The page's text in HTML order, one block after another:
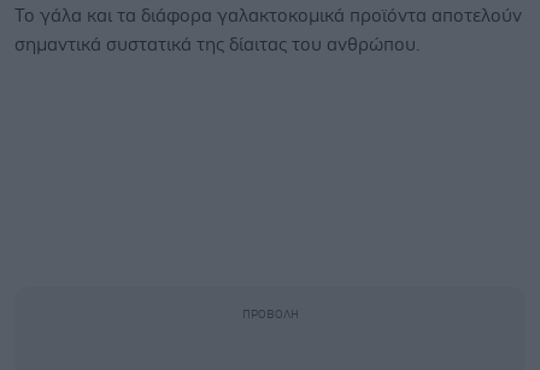
Το γάλα και τα διάφορα γαλακτοκομικά προϊόντα αποτελούν
σημαντικά συστατικά της δίαιτας του ανθρώπου.